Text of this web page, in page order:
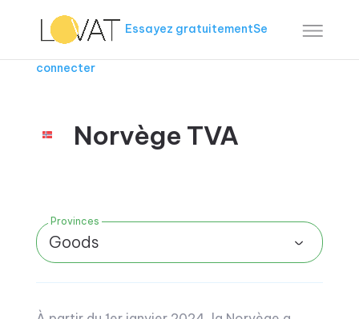
Essayez gratuitementSe
connecter
Norvège TVA
Provinces
Goods